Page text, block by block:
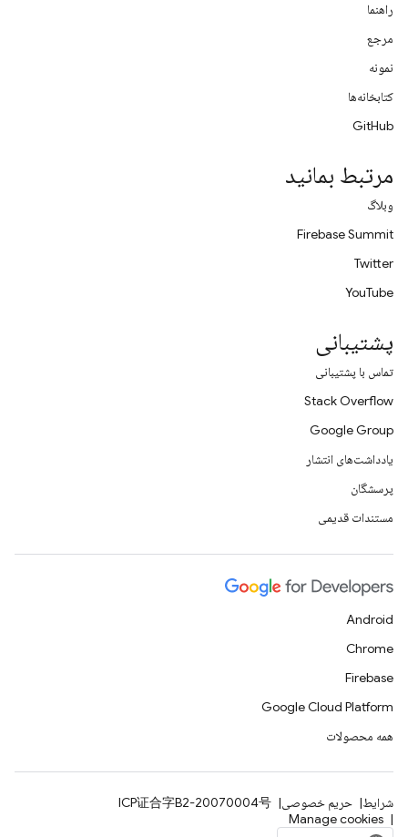
راهنما
مرجع
نمونه
کتابخانه‌ها
GitHub
مرتبط بمانید
وبلاگ
Firebase Summit
Twitter
YouTube
پشتیبانی
تماس با پشتیبانی
Stack Overflow
Google Group
یادداشت‌های انتشار
پرسشگان
مستندات قدیمی
Android
Chrome
Firebase
Google Cloud Platform
همه محصولات
شرایط حریم خصوصی
ICP证合字B2-20070004号
Manage cookies